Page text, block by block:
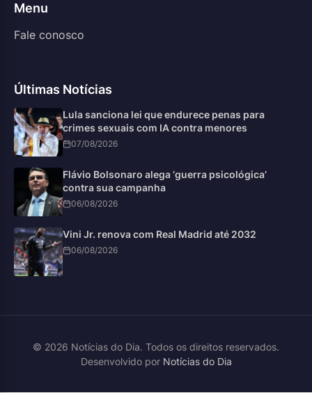
Menu
Fale conosco
Últimas Notícias
Lula sanciona lei que endurece penas para
crimes sexuais com IA contra menores
07/08/2026
Flávio Bolsonaro alega ‘guerra psicológica’
contra sua campanha
06/08/2026
Vini Jr. renova com Real Madrid até 2032
06/08/2026
© 2026 Notícias do Dia. Todos os direitos reservados.
Desenvolvido por Notícias do Dia